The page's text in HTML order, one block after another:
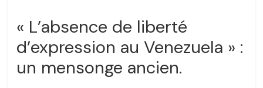
« L’absence de liberté
d’expression au Venezuela » :
un mensonge ancien.